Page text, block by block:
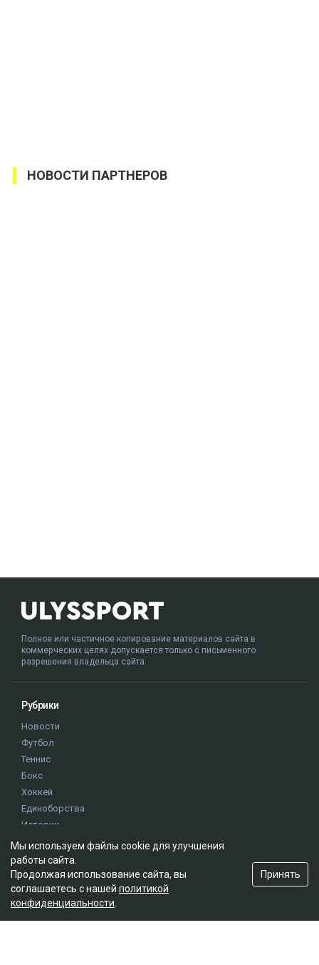
НОВОСТИ ПАРТНЕРОВ
Полное или частичное копирование материалов сайта в
коммерческих целях допускается только с письменного
разрешения владельца сайта.
Рубрики
Новости
Футбол
Теннис
Бокс
Хоккей
Единоборства
Истории
Редакция
О проекте
Правила сайта
Мы используем файлы cookie для улучшения
работы сайта.
Продолжая использование сайта, вы
соглашаетесь с нашей политикой
конфиденциальности
Принять